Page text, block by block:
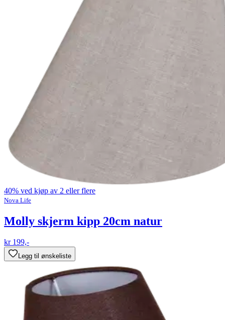
40% ved kjøp av 2 eller flere
Nova Life
Molly skjerm kipp 20cm natur
kr 199,-
Legg til ønskeliste